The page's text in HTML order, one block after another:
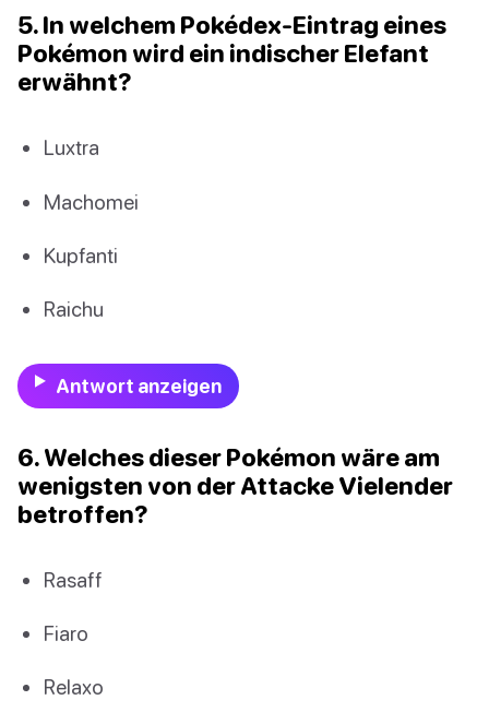
5. In welchem Pokédex-Eintrag eines
Pokémon wird ein indischer Elefant
erwähnt?
Luxtra
Machomei
Kupfanti
Raichu
Antwort anzeigen
6. Welches dieser Pokémon wäre am
wenigsten von der Attacke Vielender
betroffen?
Rasaff
Fiaro
Relaxo